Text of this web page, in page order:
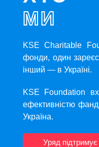
МИ
KSE Charitable
фонди, один
інший — в Україні.
KSE Foundation
ефективністю
Україна.
Уряд підтримує